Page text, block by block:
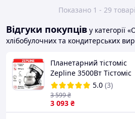
Показано 1 - 29
Відгуки покупців у категорії
хлібобулочних та кондитерських
Планетарний тістоміс
Zepline 3500Вт Тістоміс
комбайн 4в1
Універсальний комбайн
великою чашою Тістоміс
настільний
5.0 (3)
3 093 ₴
3 599₴